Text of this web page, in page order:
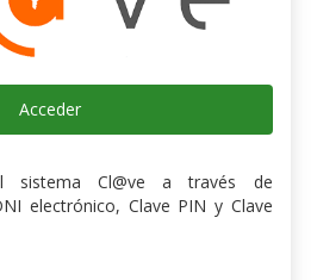
Acceder
sistema Cl@ve a través de
electrónico, Clave PIN y Clave